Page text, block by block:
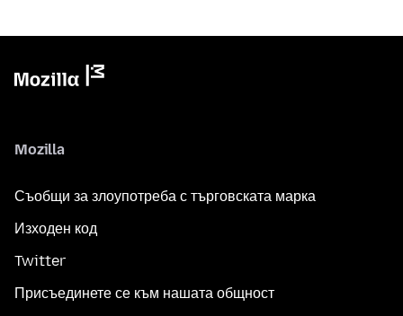
Mozilla
Съобщи за злоупотреба с търговската марка
Изходен код
Twitter
Присъединете се към нашата общност